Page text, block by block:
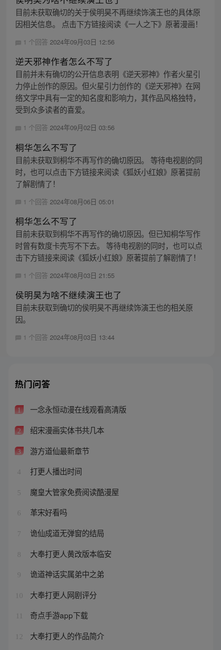
目前未获取确切的关于侯明昊不再继续饰演王也的具体原
因相关信息。 点击下方链接阅读《一人之下》原著漫画！
1 个回答 2024年09月03日 12:56
逆天邪神作者怎么不写了
目前并未有确切的公开信息表明《逆天邪神》作者火星引
力停止创作的原因。但火星引力创作的《逆天邪神》在网
络文学中具有一定的知名度和影响力，其作品风格独特，
受到众多读者的喜爱。
1 个回答 2024年09月02日 03:56
桐华怎么不写了
目前未获取到桐华不再写作的确切原因。 等待电视剧的同
时，也可以点击下方链接来阅读《狐妖小红娘》原著提前
了解剧情了！
1 个回答 2024年08月06日 05:01
桐华怎么不写了
目前未获取到桐华不再写作的确切原因。但已知桐华写作
时曾有数度卡壳写不下去。 等待电视剧的同时，也可以点
击下方链接来阅读《狐妖小红娘》原著提前了解剧情了！
1 个回答 2024年08月03日 21:55
侯明昊为啥不继续演王也了
目前未获取到确切的侯明昊不再继续饰演王也的相关原
因。
1 个回答 2024年08月03日 13:44
热门问答
1 一念永恒动漫在线观看高清版
2 绍宋漫画实体书共几本
3 游方道仙最新章节
4 打更人播出时间
5 魔皇大管家免费阅读酷漫屋
6 革宋好看吗
7 诡仙成道无弹窗的结局
8 大奉打更人黄改版本临安
9 诡道神话实属弟中之弟
10 大奉打更人网剧评分
奇点手游app下载
12 大奉打更人的作品简介